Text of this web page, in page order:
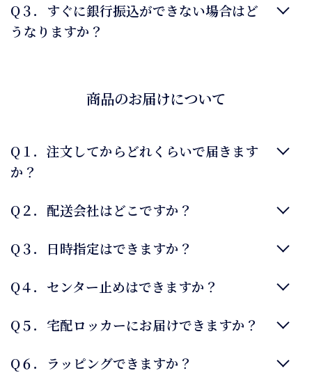
Q３．すぐに銀行振込ができない場合はど
うなりますか？
商品のお届けについて
Q１．注文してからどれくらいで届きます
か？
Q２．配送会社はどこですか？
Q３．日時指定はできますか？
Q４．センター止めはできますか？
Q５．宅配ロッカーにお届けできますか？
Q６．ラッピングできますか？